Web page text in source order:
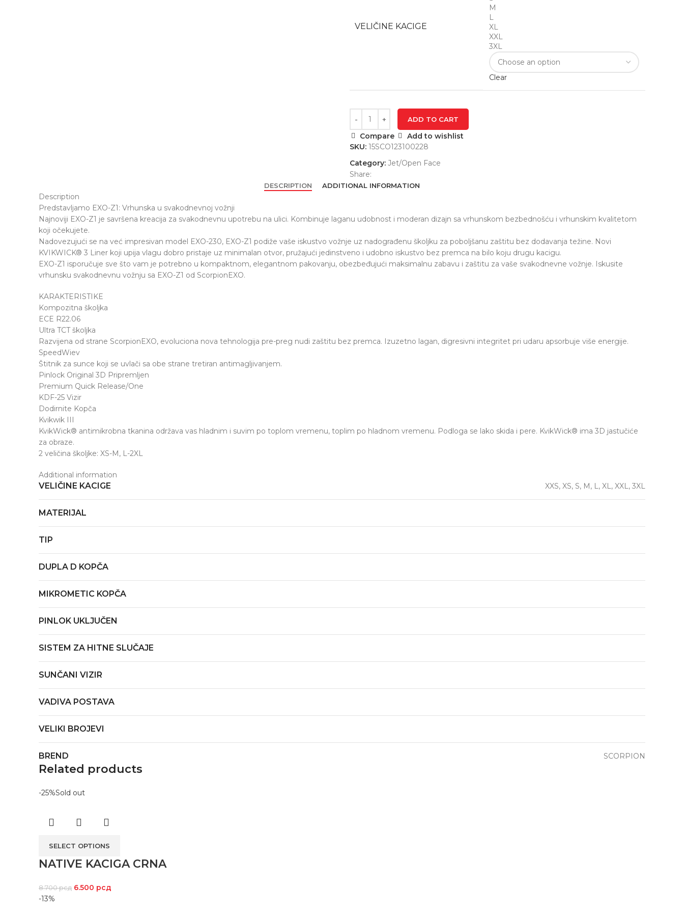
VELIČINE KACIGE
M
L
XL
XXL
3XL
Clear
ADD TO CART
Compare
Add to wishlist
SKU: 15SCO123100228
Category: Jet/Open Face
Share:
DESCRIPTION ADDITIONAL INFORMATION
Description
Predstavljamo EXO-Z1: Vrhunska u svakodnevnoj vožnji
Najnoviji EXO-Z1 je savršena kreacija za svakodnevnu upotrebu na ulici. Kombinuje laganu udobnost i moderan dizajn sa vrhunskom bezbednošću i vrhunskim kvalitetom
koji očekujete.
Nadovezujući se na već impresivan model EXO-230, EXO-Z1 podiže vaše iskustvo vožnje uz nadograđenu školjku za poboljšanu zaštitu bez dodavanja težine. Novi
KVIKWICK® 3 Liner koji upija vlagu dobro pristaje uz minimalan otvor, pružajući jedinstveno i udobno iskustvo bez premca na bilo koju drugu kacigu.
EXO-Z1 isporučuje sve što vam je potrebno u kompaktnom, elegantnom pakovanju, obezbeđujući maksimalnu zabavu i zaštitu za vaše svakodnevne vožnje. Iskusite
vrhunsku svakodnevnu vožnju sa EXO-Z1 od ScorpionEXO.
KARAKTERISTIKE
Kompozitna školjka
ECE R22.06
Ultra TCT školjka
Razvijena od strane ScorpionEXO, evoluciona nova tehnologija pre-preg nudi zaštitu bez premca. Izuzetno lagan, digresivni integritet pri udaru apsorbuje više energije.
SpeedWiev
Štitnik za sunce koji se uvlači sa obe strane tretiran antimagljivanjem.
Pinlock Original 3D Pripremljen
Premium Quick Release/One
KDF-25 Vizir
Dodirnite Kopča
Kvikwik III
KvikWick® antimikrobna tkanina održava vas hladnim i suvim po toplom vremenu, toplim po hladnom vremenu. Podloga se lako skida i pere. KvikWick® ima 3D jastučiće
za obraze.
2 veličina školjke: XS-M, L-2XL
Additional information
VELIČINE KACIGE XXS, XS, S, M, L, XL, XXL, 3XL
MATERIJAL
TIP
DUPLA D KOPČA
MIKROMETIC KOPČA
PINLOK UKLJUČEN
SISTEM ZA HITNE SLUČAJE
SUNČANI VIZIR
VADIVA POSTAVA
VELIKI BROJEVI
BREND SCORPION
Related products
-25%Sold out
SELECT OPTIONS
NATIVE KACIGA CRNA
8.700рсд 6.500 рсд
-13%